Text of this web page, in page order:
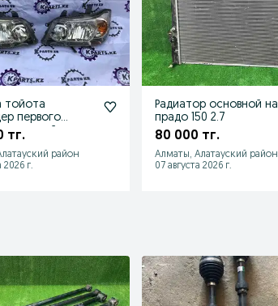
тойота
первого
рестайлинг
тг.
район
2026 г.
Радиатор основной на
прадо 150 2.7
80 000 тг.
Алматы, Алатауский район
07 августа 2026 г.